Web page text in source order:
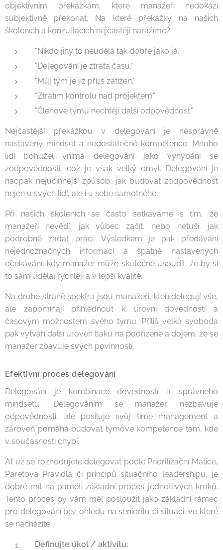
objektivním překážkám, které manažeři nedokáží
subjektivně překonat. Na které překážky na našich
školeních a konzultacích nejčastěji narážíme?
"Nikdo jiný to neudělá tak dobře jako já."
"Delegování je ztráta času."
"Můj tým je již příliš zatížen."
"Ztratím kontrolu nad projektem."
"Členové týmu nechtějí další odpovědnost."
Nejčastější překážkou v delegování je nesprávně
nastavený mindset a nedostatečné kompetence. Mnoho
lidí bohužel vnímá delegování jako vyhýbání se
zodpovědnosti, což je však velký omyl. Delegování je
naopak nejúčinnější způsob, jak budovat zodpovědnost
nejen u svých lidí, ale i u sebe samotného.
Při našich školeních se často setkáváme s tím, že
manažeři nevědí, jak vůbec začít, nebo netuší, jak
podrobně zadat práci. Výsledkem je pak předávání
nejednoznačných informací a špatně nastavených
očekávání, kdy manažer může skutečně usoudit, že by si
to sám udělal rychleji a v lepší kvalitě.
Na druhé straně spektra jsou manažeři, kteří delegují vše,
ale zapomínají přihlédnout k úrovni dovedností a
časovým možnostem svého týmu. Příliš velká svoboda
pak vytváří další úroveň tlaku na podřízené a dojem, že se
manažer zbavuje svých povinností.
Efektivní proces delegování
Delegování je kombinace dovedností a správného
mindsetu. Delegováním se manažer nezbavuje
odpovědnosti, ale posiluje svůj time management a
zároveň pomáhá budovat týmové kompetence tam, kde
v současnosti chybí.
Ať už se rozhodujete delegovat podle Prioritizační Matice,
Paretova Pravidla či principů situačního leadershipu, je
dobré mít na paměti základní proces jednotlivých kroků.
Tento proces by vám měl posloužit jako základní rámec
pro delegování bez ohledu na senioritu či situaci, ve které
se nacházíte:
Definujte úkol / aktivitu: